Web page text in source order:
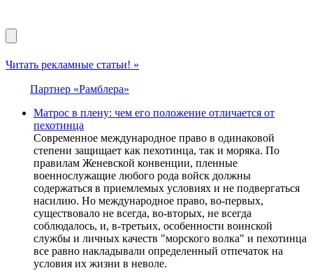
Читать рекламные статьи! »
Партнер «Рамблера»
Матрос в плену: чем его положение отличается от
пехотинца
Современное международное право в одинаковой
степени защищает как пехотинца, так и моряка. По
правилам Женевской конвенции, пленные
военнослужащие любого рода войск должны
содержаться в приемлемых условиях и не подвергаться
насилию. Но международное право, во-первых,
существовало не всегда, во-вторых, не всегда
соблюдалось, и, в-третьих, особенности воинской
службы и личных качеств "морского волка" и пехотинца
все равно накладывали определенный отпечаток на
условия их жизни в неволе.